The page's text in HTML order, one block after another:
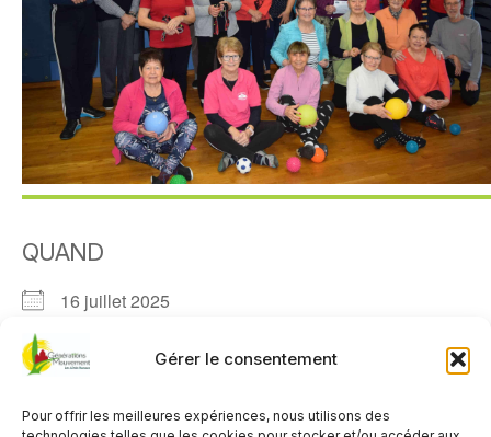
Gérer le consentement
Pour offrir les meilleures expériences, nous utilisons des
QUAND
16 juillet 2025